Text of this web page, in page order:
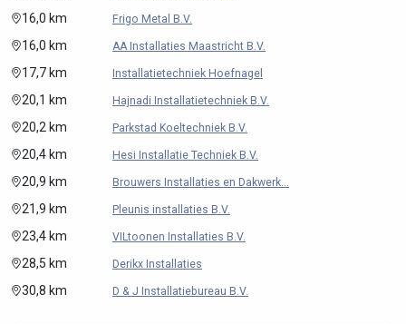
16,0 km Frigo Metal B.V.
16,0 km AA Installaties Maastricht B.V.
17,7 km Installatietechniek Hoefnagel
20,1 km Hajnadi Installatietechniek B.V.
20,2 km Parkstad Koeltechniek B.V.
20,4 km Hesi Installatie Techniek B.V.
20,9 km Brouwers Installaties en Dakwerk...
21,9 km Pleunis installaties B.V.
23,4 km VILtoonen Installaties B.V.
28,5 km Derikx Installaties
30,8 km D & J Installatiebureau B.V.